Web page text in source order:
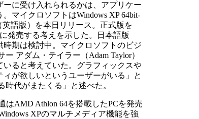
に受け入れられるかは、アプリケー
マイクロソフトはWindows XP 64bit-
語版）を本日リリース。正式版を
発売する考えを示した。日本語版
期は検討中。マイクロソフトのビジ
アダム・テイラー（Adam Taylor）
いると考えていた。グラフィックスや
が欲しいというユーザーがいる」と
時代がまたくる」と述べた。
AMD Athlon 64を搭載したPCを発売
XPのマルチメディア機能を強